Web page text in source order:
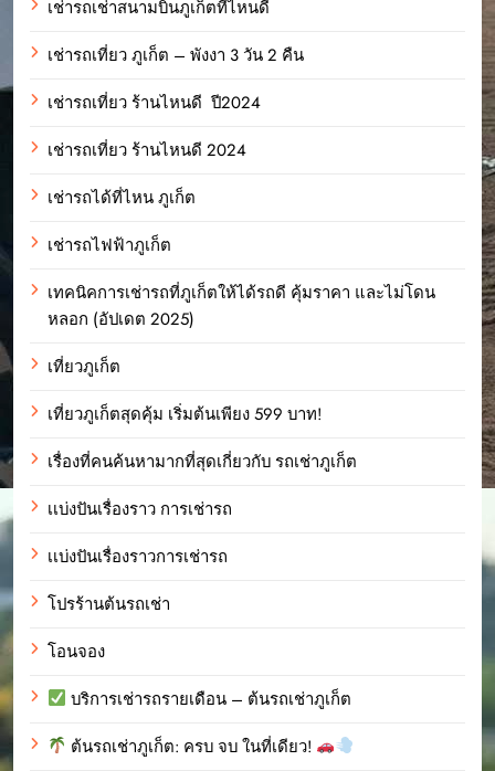
เช่ารถเช่าสนามบินภูเก็ตที่ไหนดี
เช่ารถเที่ยว ภูเก็ต – พังงา 3 วัน 2 คืน
เช่ารถเที่ยว ร้านไหนดี ปี2024
เช่ารถเที่ยว ร้านไหนดี 2024
เช่ารถได้ที่ไหน ภูเก็ต
เช่ารถไฟฟ้าภูเก็ต
เทคนิคการเช่ารถที่ภูเก็ตให้ได้รถดี คุ้มราคา และไม่โดน
หลอก (อัปเดต 2025)
เที่ยวภูเก็ต
เที่ยวภูเก็ตสุดคุ้ม เริ่มต้นเพียง 599 บาท!
เรื่องที่คนค้นหามากที่สุดเกี่ยวกับ รถเช่าภูเก็ต
เเบ่งปันเรื่องราว การเช่ารถ
เเบ่งปันเรื่องราวการเช่ารถ
โปรร้านต้นรถเช่า
โอนจอง
บริการเช่ารถรายเดือน – ต้นรถเช่าภูเก็ต
ต้นรถเช่าภูเก็ต: ครบ จบ ในที่เดียว!